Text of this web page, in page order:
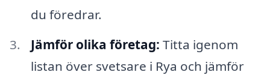
du föredrar.
Jämför olika företag: Titta igenom
listan över svetsare i Rya och jämför